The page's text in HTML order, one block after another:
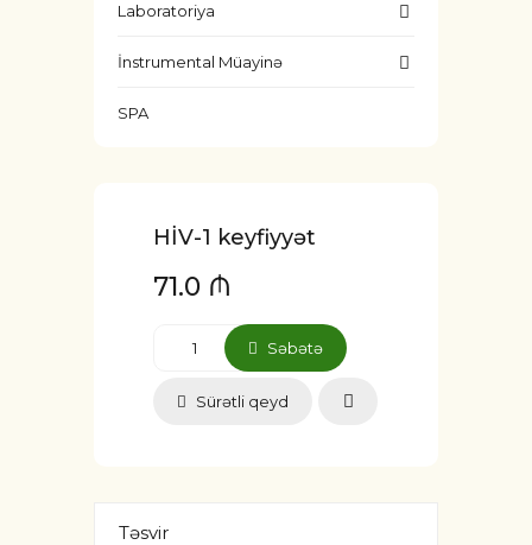
Laboratoriya
İnstrumental Müayinə
SPA
HİV-1 keyfiyyət
71.0 ₼
Səbətə
Sürətli qeyd
Təsvir